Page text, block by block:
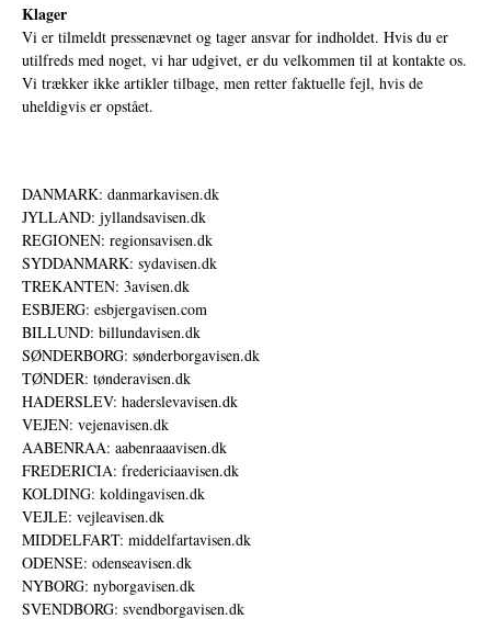
Klager
Vi er tilmeldt pressenævnet og tager ansvar for indholdet. Hvis du er
utilfreds med noget, vi har udgivet, er du velkommen til at kontakte os.
Vi trækker ikke artikler tilbage, men retter faktuelle fejl, hvis de
uheldigvis er opstået.
DANMARK: danmarkavisen.dk
JYLLAND: jyllandsavisen.dk
REGIONEN: regionsavisen.dk
SYDDANMARK: sydavisen.dk
TREKANTEN: 3avisen.dk
ESBJERG: esbjergavisen.com
BILLUND: billundavisen.dk
SØNDERBORG: sønderborgavisen.dk
TØNDER: tønderavisen.dk
HADERSLEV: haderslevavisen.dk
VEJEN: vejenavisen.dk
AABENRAA: aabenraaavisen.dk
FREDERICIA: fredericiaavisen.dk
KOLDING: koldingavisen.dk
VEJLE: vejleavisen.dk
MIDDELFART: middelfartavisen.dk
ODENSE: odenseavisen.dk
NYBORG: nyborgavisen.dk
SVENDBORG: svendborgavisen.dk